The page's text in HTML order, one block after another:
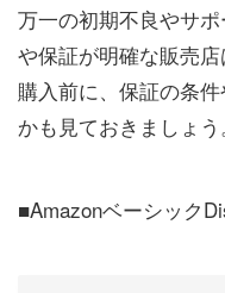
万一の初期不良やサ
や保証が明確な販売店
購入前に、保証の条
かも見ておきましょう。
■Amazonベーシック